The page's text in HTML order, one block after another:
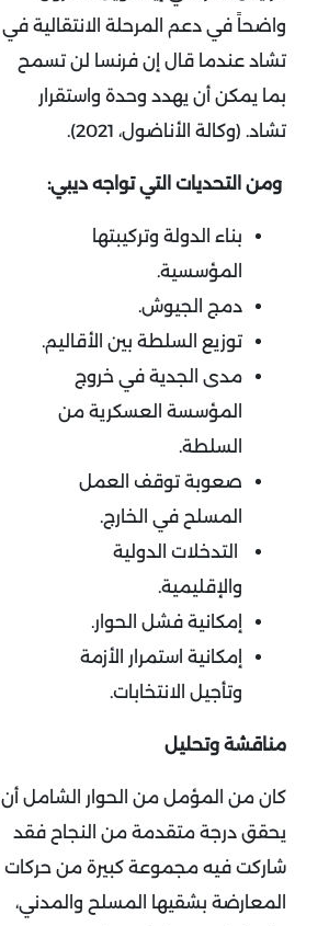
واضحاً في دعم المرحلة الانتقالية في
تشاد عندما قال إن فرنسا لن تسمح
بما يمكن أن يهدد وحدة واستقرار
تشاد. (وكالة الأناضول، 2021).
ومن التحديات التي تواجه ديبي:
بناء الدولة وتركيبتها
المؤسسية.
دمج الجيوش.
توزيع السلطة بين الأقاليم.
مدى الجدية في خروج
المؤسسة العسكرية من
السلطة.
صعوبة توقف العمل
المسلح في الخارج.
التدخلات الدولية
والإقليمية.
إمكانية فشل الحوار.
إمكانية استمرار الأزمة
وتأجيل الانتخابات.
مناقشة وتحليل
كان من المؤمل من الحوار الشامل أن
يحقق درجة متقدمة من النجاح فقد
شاركت فيه مجموعة كبيرة من حركات
المعارضة بشقيها المسلح والمدني،